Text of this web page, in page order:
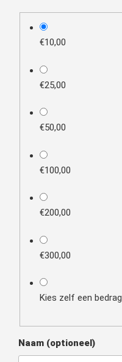
plan_select
€10,00
€25,00
€50,00
€100,00
€200,00
€300,00
Kies zelf een bedrag
Naam (optioneel)